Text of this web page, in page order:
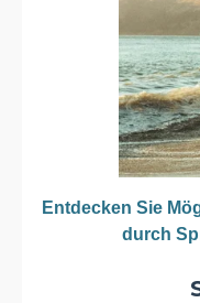
Entdecken Sie
durch